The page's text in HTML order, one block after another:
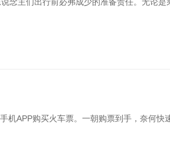
APP购买火车票。一朝购票到手，奈何